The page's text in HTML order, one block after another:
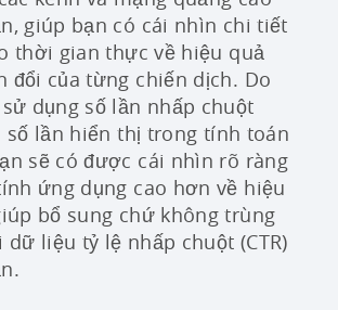
giúp bạn có cái nhìn chi tiết
thời gian thực về hiệu quả
đổi của từng chiến dịch. Do
dụng số lần nhấp chuột
số lần hiển thị trong tính toán
sẽ có được cái nhìn rõ ràng
ứng dụng cao hơn về hiệu
bổ sung chứ không trùng
dữ liệu tỷ lệ nhấp chuột (CTR)